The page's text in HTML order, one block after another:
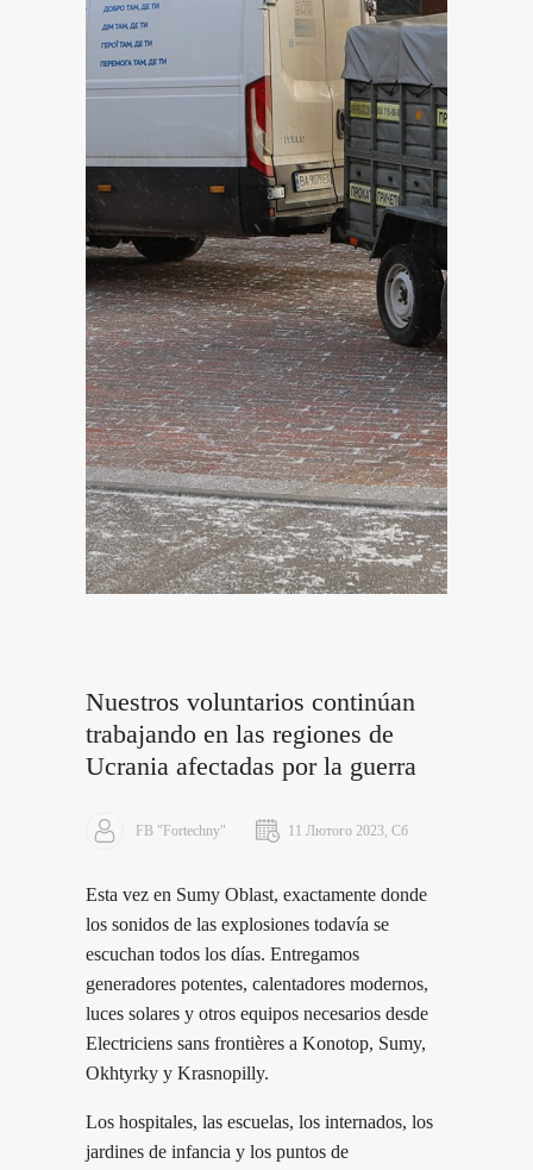
Nuestros voluntarios continúan
trabajando en las regiones de
Ucrania afectadas por la guerra
FB "Fortechny" 11 Лютого 2023, Сб
Esta vez en Sumy Oblast, exactamente donde
los sonidos de las explosiones todavía se
escuchan todos los días. Entregamos
generadores potentes, calentadores modernos,
luces solares y otros equipos necesarios desde
Electriciens sans frontières a Konotop, Sumy,
Okhtyrky y Krasnopilly.
Los hospitales, las escuelas, los internados, los
jardines de infancia y los puntos de